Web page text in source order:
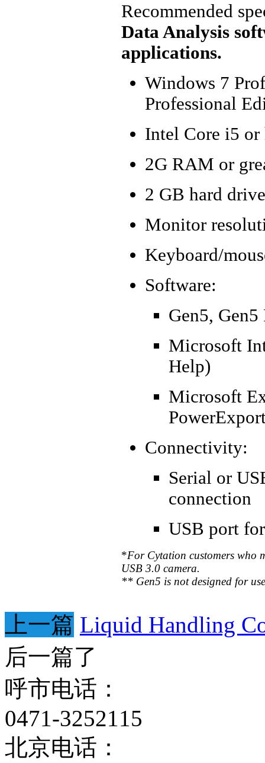
Recommended
Data Analysis
applications.
Windows 7
Professional
Intel Core i5 or
2G RAM or
2 GB hard
Monitor
Keyboard/
Software:
Gen5,
Microsoft
Help)
Microsoft
Connectivity:
Serial or
connection
USB port
*For Cytation customers who
USB 3.0 camera.
** Gen5 is not designed for
上一篇 Liquid Handling
后一篇了
呼市电话：
0471-3252115
北京电话：